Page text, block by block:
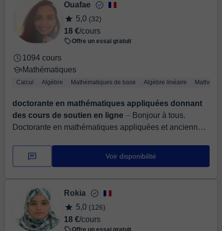
Ouafae
5,0 (32)
18 €/cours
Offre un essai gratuit
1094 cours
Mathématiques
Calcul Algèbre Mathématiques de base Algèbre linéaire
doctorante en mathématiques appliquées donnant
des cours de soutien en ligne ⏤ Bonjour à tous.
Doctorante en mathématiques appliquées et ancienne
années d’expériences en ense...
Voir disponibilité
Rokia
5,0 (126)
18 €/cours
Offre un essai gratuit